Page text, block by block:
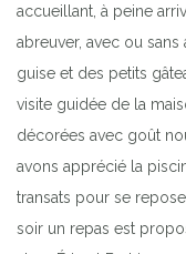
accueillant, à peine
abreuver, avec ou
guise et des petits
visite guidée de la
décorées avec goût
avons apprécié la
transats pour se
soir un repas est